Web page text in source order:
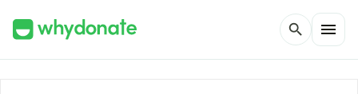
search menu